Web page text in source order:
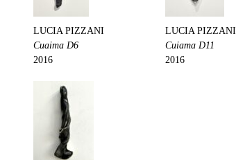
LUCIA PIZZANI
Cuaima D6
2016
LUCIA PIZZANI
Cuiama D11
2016